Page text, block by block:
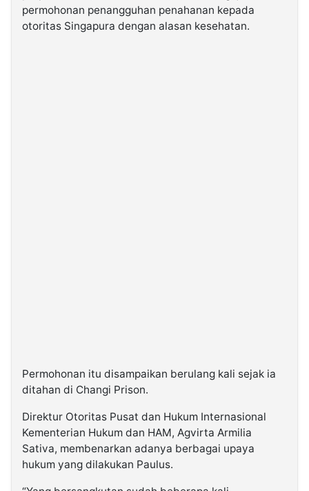
permohonan penangguhan penahanan kepada
otoritas Singapura dengan alasan kesehatan.
Permohonan itu disampaikan berulang kali sejak ia
ditahan di Changi Prison.
Direktur Otoritas Pusat dan Hukum Internasional
Kementerian Hukum dan HAM, Agvirta Armilia
Sativa, membenarkan adanya berbagai upaya
hukum yang dilakukan Paulus.